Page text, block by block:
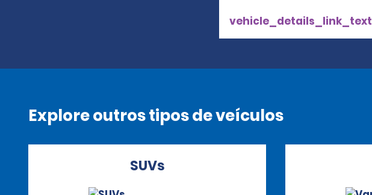
vehicle_details_link_text
Explore outros tipos de veículos
SUVs